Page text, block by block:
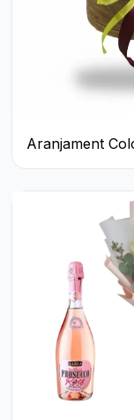
Aranjament
Crizanteme în